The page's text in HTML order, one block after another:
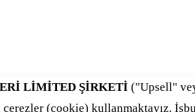
LİMİTED ŞİRKETİ ("Upsell"
(cookie) kullanmaktayız.